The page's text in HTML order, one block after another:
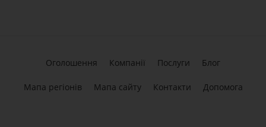
Оголошення Компанії Послуги Блог
Мапа регіонів Мапа сайту Контакти Допомога